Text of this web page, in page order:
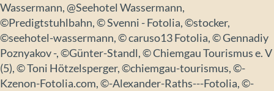
Wassermann, @Seehotel Wassermann,
©Predigtstuhlbahn, © Svenni - Fotolia, ©stocker,
©seehotel-wassermann, © caruso13 Fotolia, © Gennadiy
Poznyakov -, ©Günter-Standl, © Chiemgau Tourismus e. V
(5), © Toni Hötzelsperger, ©chiemgau-tourismus, ©-
Kzenon-Fotolia.com, ©-Alexander-Raths---Fotolia, ©-